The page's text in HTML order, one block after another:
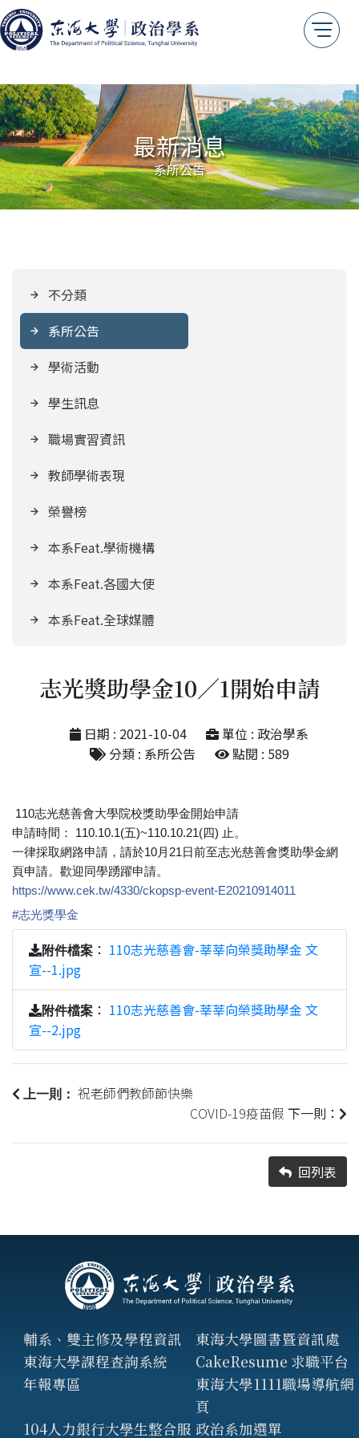
測試用
最新消息
系所公告
不分類
系所公告
學術活動
學生訊息
職場實習資訊
教師學術表現
榮譽榜
本系Feat.學術機構
本系Feat.各國大使
本系Feat.全球媒體
志光獎助學金10／1開始申請
日期 : 2021-10-04
單位 : 政治學系
分類 : 系所公告
點閱 : 589
110志光慈善會大學院校獎助學金開始申請
申請時間： 110.10.1(五)~110.10.21(四) 止。
一律採取網路申請，請於10月21日前至志光慈善會獎助學金網
頁申請。歡迎同學踴躍申請。
https://www.cek.tw/4330/ckopsp-event-E20210914011
#志光獎學金
附件檔案 ： 110志光慈善會-莘莘向榮獎助學金 文
宣--1.jpg
附件檔案 ： 110志光慈善會-莘莘向榮獎助學金 文
宣--2.jpg
上一則：
祝老師們教師節快樂
COVID-19疫苗假 下一則：
回列表
輔系、雙主修及學程資訊
東海大學圖書暨資訊處
東海大學課程查詢系統
CakeResume 求職平台
年報專區
東海大學1111職場導航網
頁
104人力銀行大學生整合服 政治系加選單